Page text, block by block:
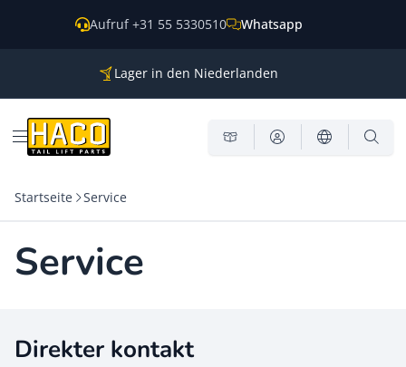
Lager in den Niederlanden
Aufruf +31 55 5330510 Whatsapp
Menü öffnen
Startseite Service
Service
Direkter kontakt